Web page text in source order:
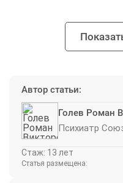
Автор статьи:
Голев Роман
Психиатр
Стаж: 13 лет
Статья размещена: